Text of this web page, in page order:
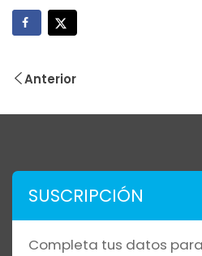
Anterior
SUSCRIPCIÓN
Completa tus datos